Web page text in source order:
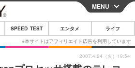
CLOSE
MENU
SPEED TEST エンタメ ライフ
2007.4.24（火）19:54